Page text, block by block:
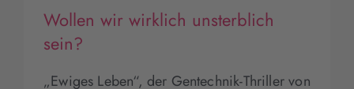
Wollen wir wirklich unsterblich
sein?
„Ewiges Leben“, der Gentechnik-Thriller von